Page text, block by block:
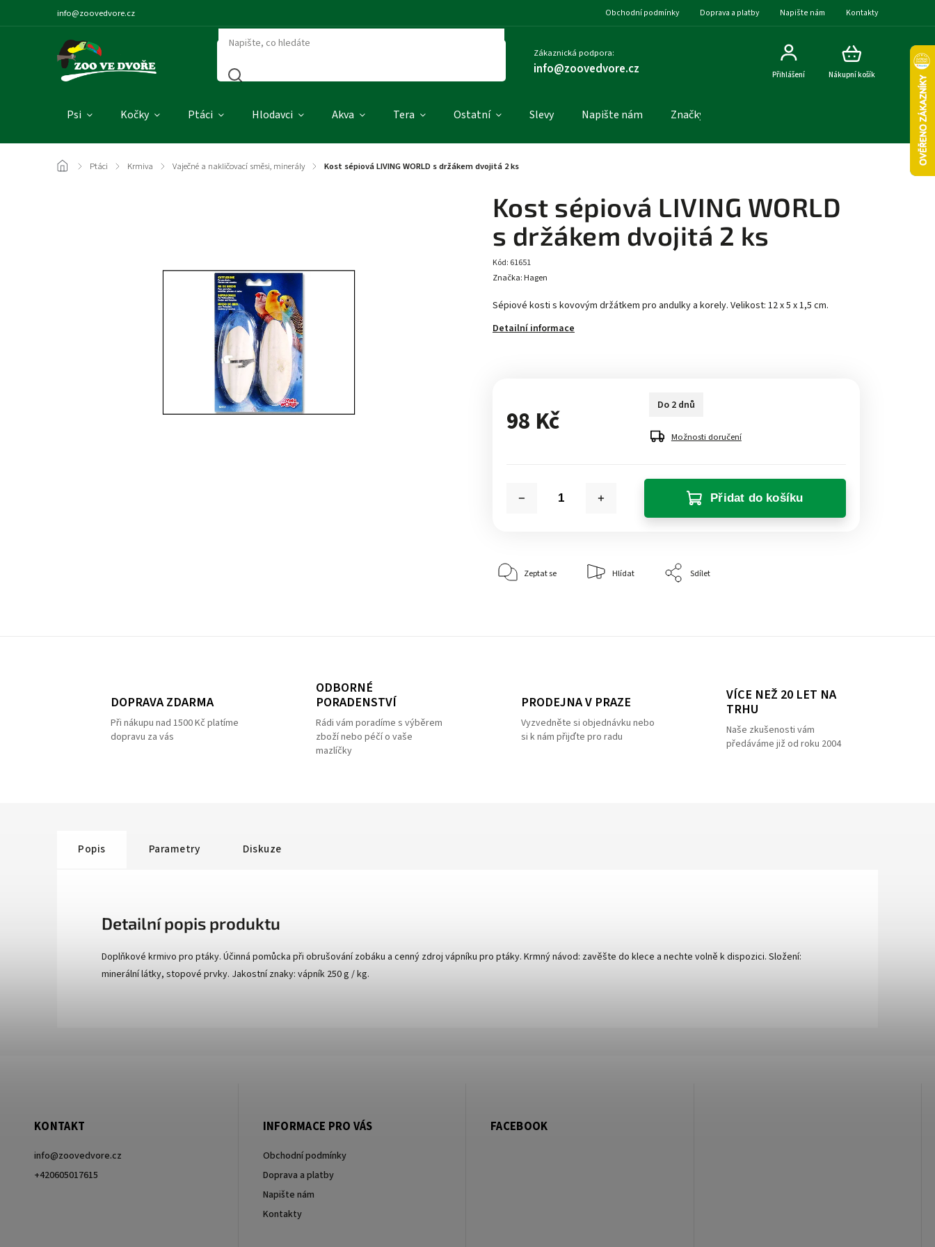
info@zoovedvore.cz Obchodní podmínky Doprava a platby Napište nám Kontakty
Zákaznická podpora:
info@zoovedvore.cz Nákupní košík
Přihlášení
Psi Kočky Ptáci Hlodavci Akva Tera Ostatní Slevy Napište nám Značky
/ Ptáci / Krmiva / Vaječné a nakličovací směsi, minerály / Kost sépiová LIVING WORLD s držákem dvojitá 2 ks
Kost sépiová LIVING WORLD
s držákem dvojitá 2 ks
Kód: 61651
Sépiové kosti s kovovým držátkem pro andulky a korely. Velikost: 12 x 5 x 1,5 cm.
Detailní informace
Značka: Hagen
98 Kč
Do 2 dnů
Možnosti doručení
Přidat do košíku
Zeptat se Hlídat Sdílet
DOPRAVA ZDARMA
Při nákupu nad 1500 Kč platíme
dopravu za vás
ODBORNÉ
PORADENSTVÍ
Rádi vám poradíme s výběrem
zboží nebo péčí o vaše
mazlíčky
PRODEJNA V PRAZE
Vyzvedněte si objednávku nebo
si k nám přijďte pro radu
VÍCE NEŽ 20 LET NA
TRHU
Naše zkušenosti vám
předáváme již od roku 2004
Popis Parametry Diskuze
Detailní popis produktu
Doplňkové krmivo pro ptáky. Účinná pomůcka při obrušování zobáku a cenný zdroj vápníku pro ptáky. Krmný návod: zavěšte do klece a nechte volně k dispozici. Složení:
minerální látky, stopové prvky. Jakostní znaky: vápník 250 g / kg.
KONTAKT
info@zoovedvore.cz
+420605017615
INFORMACE PRO VÁS
Obchodní podmínky
Doprava a platby
Napište nám
Kontakty
FACEBOOK